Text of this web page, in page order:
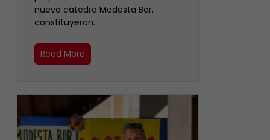
nueva cátedra Modesta Bor,
constituyeron…
Read More